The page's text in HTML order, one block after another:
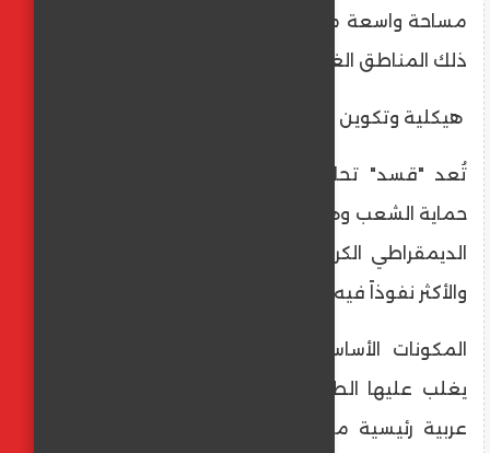
مساحة واسعة من شمال وشرق سوريا، بما في
ذلك المناطق الغنية بالنفط والغاز.
​ هيكلية وتكوين التحالف
​تُعد "قسد" تحالفًا غير متجانس، لكن وحدات
حماية الشعب وهي الجناح المسلح لحزب الاتحاد
الديمقراطي الكردستاني، تشكّل النواة الرئيسية
والأكثر نفوذاً فيه.
​المكونات الأساسية: يضم التحالف ميليشيات
يغلب عليها الطابع الكردي، إلى جانب فصائل
عربية رئيسية مثل قوات الصناديد والمجالس